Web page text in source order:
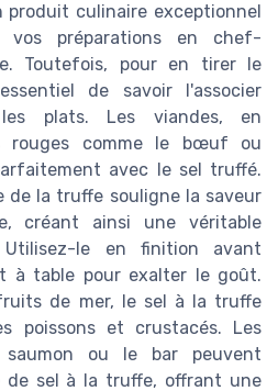
culinaire exceptionnel
vos préparations en chef-
Toutefois, pour en tirer le
de savoir l'associer
plats. Les viandes, en
rouges comme le bœuf ou
avec le sel truffé.
de la truffe souligne la saveur
créant ainsi une véritable
Utilisez-le en finition avant
à table pour exalter le goût.
de mer, le sel à la truffe
poissons et crustacés. Les
ou le bar peuvent
de sel à la truffe, offrant une